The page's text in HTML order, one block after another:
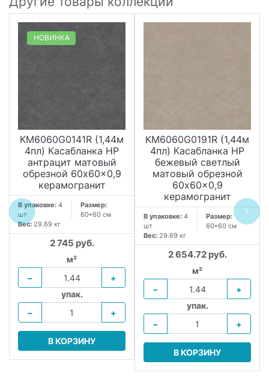
НОВИНКА
KM6060G0141R (1,44м
4пл) Касабланка HP
антрацит матовый
обрезной 60x60x0,9
керамогранит
В упаковке: 4
шт
Размер:
60*60 см
Вес: 29.69 кг
2 745 руб.
м²
−
+
упак.
−
+
В КОРЗИНУ
KM6060G0191R (1,44м
4пл) Касабланка HP
бежевый светлый
матовый обрезной
60x60x0,9
керамогранит
В упаковке: 4
шт
Размер:
60*60 см
Вес: 29.69 кг
2 654.72 руб.
м²
−
+
упак.
−
+
В КОРЗИНУ